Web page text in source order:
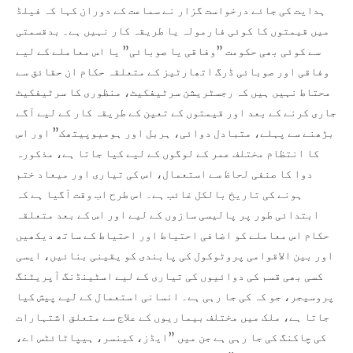
ہدایت کی جائے درخواست گزار نے سماعت کے دوران کہا کہ فیلڈ
میں قیمتوں کا کوئی فارمولہ یا طریقہ کار نہیں ہے۔ بدقسمتی
سے کوئی بھی حکومت ”وفاقی یا صوبائی” یا اس معاملے کے لیے
وفاقی اور صوبائی ڈرگ اتھارٹیز کے متعلقہ حکام ان حقائق سے
محتاط نہیں ہیں کہ رجسٹریشن سرٹیفکیٹ، منظوری کا سرٹیفکیٹ
جاری کرنے کے بعد اور قیمتوں کے تعین کے طریقہ کار کے لیے آگے
بڑھنے سے پہلے، متبادل دوائی، ہربل اور ہومیوپیتھک” اور اس
کا انتظام مختلف عمر کے لوگوں کے لیے کیا جاتا ہے، مذکورہ
دوا کا صنفی لحاظ سے استعمال، اس کی تیاری اور میعاد ختم
ہونے کی تاریخ بالکل غائب ہے۔ اس طرح اب وقت آگیا ہے کہ
ابتدائی طور پر پالیسی سازوں کے لیے اور اس کے بعد متعلقہ
حکام اس معاملے کو اضافی احتیاط اور احتیاط کے ساتھ دیکھیں
اور بین الاقوامی پروٹوکول کی پابندی کو یقینی بنائیں، ایسی
کسی بھی قسم کی دوائیوں کی تیاری کے لیے اسٹینڈنگ آپریٹنگ
پروسیجر، جو کہ کی جا رہی ہے۔ انسانی استعمال کے لیے پیش کیا
جاتا ہے، ملک میں مختلف بیماریوں کے علاج سے متعلق اشتہارات
کی چاکنگ کی جا رہی ہے جن میں ”ایڈز، کینسر، ہیپاٹائٹس اے،